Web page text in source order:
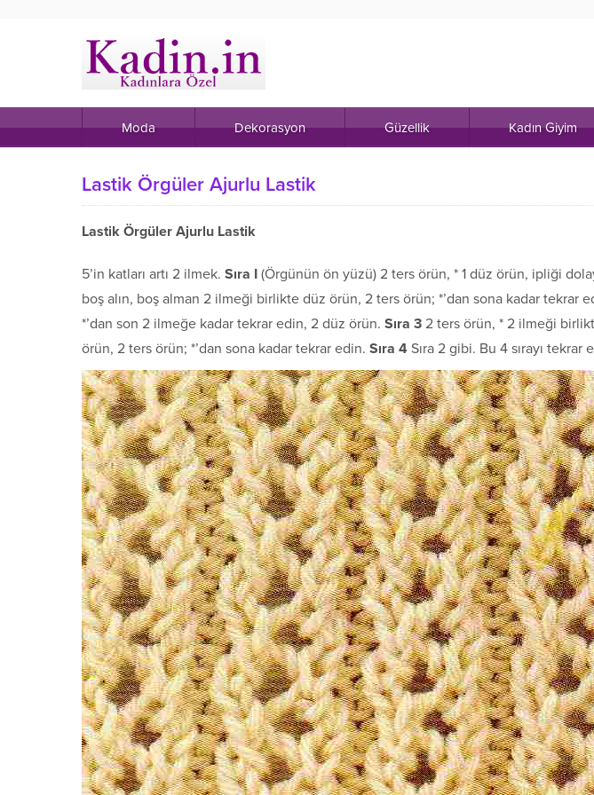
Moda Dekorasyon Güzellik Kadın Giyim
Lastik Örgüler Ajurlu Lastik
Lastik Örgüler Ajurlu Lastik
5’in katları artı 2 ilmek. Sıra I (Örgünün ön yüzü) 2 ters örün, * 1 düz örün, ipliği
boş alın, boş alman 2 ilmeği birlikte düz örün, 2 ters örün; *’dan sona kadar tekrar
*’dan son 2 ilmeğe kadar tekrar edin, 2 düz örün. Sıra 3 2 ters örün, * 2 ilmeği
örün, 2 ters örün; *’dan sona kadar tekrar edin. Sıra 4 Sıra 2 gibi. Bu 4 sırayı tekrar